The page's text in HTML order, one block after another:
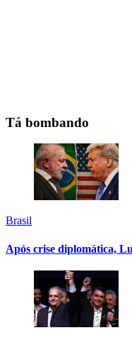
Tá bombando
Brasil
Após crise diplomática,